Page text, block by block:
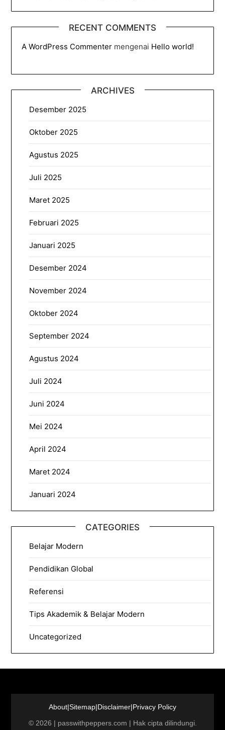
RECENT COMMENTS
A WordPress Commenter mengenai Hello world!
ARCHIVES
Desember 2025
Oktober 2025
Agustus 2025
Juli 2025
Maret 2025
Februari 2025
Januari 2025
Desember 2024
November 2024
Oktober 2024
September 2024
Agustus 2024
Juli 2024
Juni 2024
Mei 2024
April 2024
Maret 2024
Januari 2024
CATEGORIES
Belajar Modern
Pendidikan Global
Referensi
Tips Akademik & Belajar Modern
Uncategorized
About|Sitemap|Disclaimer|Privacy Policy
© 2026 | passwithpeppers.com | Hak cipta dilindungi.